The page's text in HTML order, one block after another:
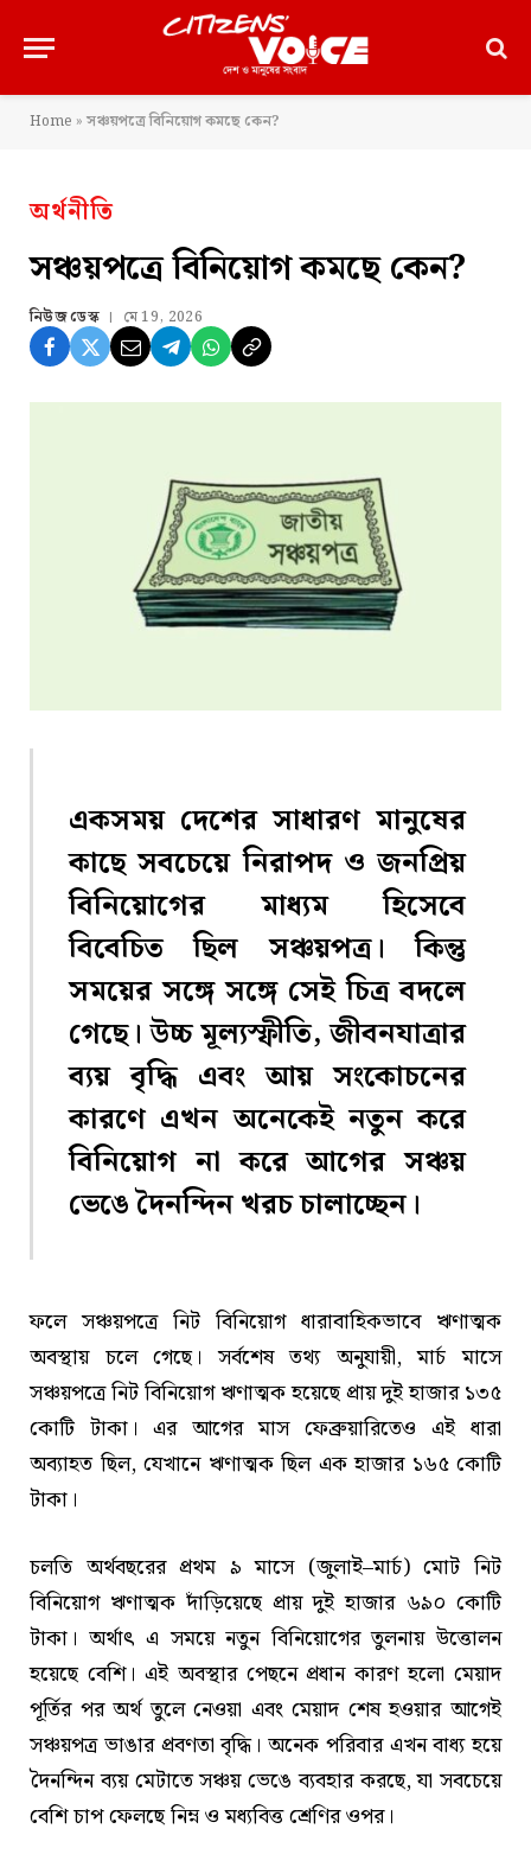
Home » সঞ্চয়পত্রে বিনিয়োগ কমছে কেন?
অর্থনীতি
সঞ্চয়পত্রে বিনিয়োগ কমছে কেন?
নিউজ ডেস্ক মে 19, 2026
একসময় দেশের সাধারণ মানুষের
কাছে সবচেয়ে নিরাপদ ও জনপ্রিয়
বিনিয়োগের মাধ্যম হিসেবে
বিবেচিত ছিল সঞ্চয়পত্র। কিন্তু
সময়ের সঙ্গে সঙ্গে সেই চিত্র বদলে
গেছে। উচ্চ মূল্যস্ফীতি, জীবনযাত্রার
ব্যয় বৃদ্ধি এবং আয় সংকোচনের
কারণে এখন অনেকেই নতুন করে
বিনিয়োগ না করে আগের সঞ্চয়
ভেঙে দৈনন্দিন খরচ চালাচ্ছেন।
ফলে সঞ্চয়পত্রে নিট বিনিয়োগ ধারাবাহিকভাবে ঋণাত্মক
অবস্থায় চলে গেছে। সর্বশেষ তথ্য অনুযায়ী, মার্চ মাসে
সঞ্চয়পত্রে নিট বিনিয়োগ ঋণাত্মক হয়েছে প্রায় দুই হাজার ১৩৫
কোটি টাকা। এর আগের মাস ফেব্রুয়ারিতেও এই ধারা
অব্যাহত ছিল, যেখানে ঋণাত্মক ছিল এক হাজার ১৬৫ কোটি
টাকা।
চলতি অর্থবছরের প্রথম ৯ মাসে (জুলাই–মার্চ) মোট নিট
বিনিয়োগ ঋণাত্মক দাঁড়িয়েছে প্রায় দুই হাজার ৬৯০ কোটি
টাকা। অর্থাৎ এ সময়ে নতুন বিনিয়োগের তুলনায় উত্তোলন
হয়েছে বেশি। এই অবস্থার পেছনে প্রধান কারণ হলো মেয়াদ
পূর্তির পর অর্থ তুলে নেওয়া এবং মেয়াদ শেষ হওয়ার আগেই
সঞ্চয়পত্র ভাঙার প্রবণতা বৃদ্ধি। অনেক পরিবার এখন বাধ্য হয়ে
দৈনন্দিন ব্যয় মেটাতে সঞ্চয় ভেঙে ব্যবহার করছে, যা সবচেয়ে
বেশি চাপ ফেলছে নিম্ন ও মধ্যবিত্ত শ্রেণির ওপর।